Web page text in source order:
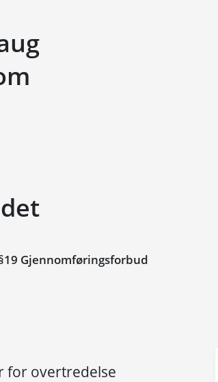
Gjennomføringsforbud
for overtredelse